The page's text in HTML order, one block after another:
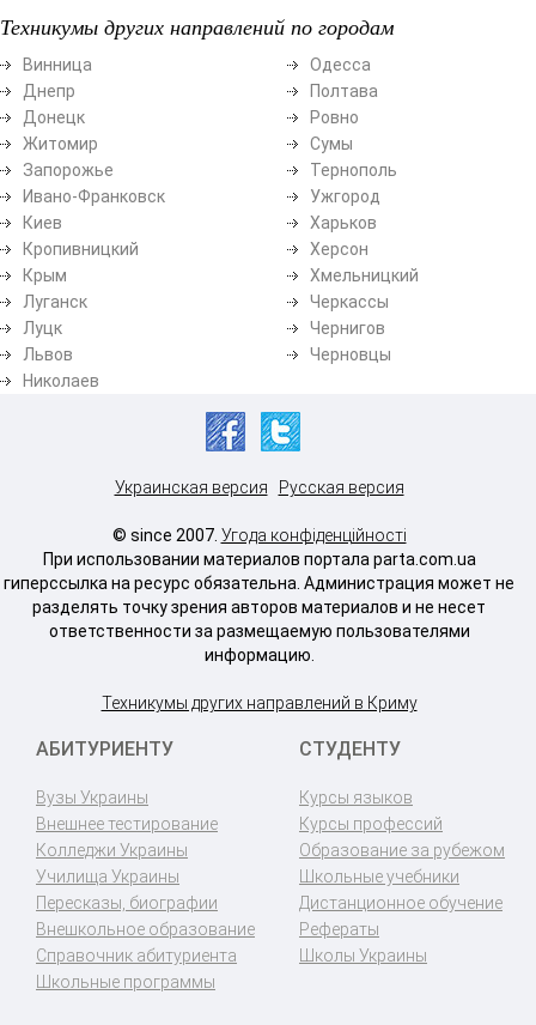
Техникумы других направлений по городам
Винница
Днепр
Донецк
Житомир
Запорожье
Ивано-Франковск
Киев
Кропивницкий
Крым
Луганск
Луцк
Львов
Николаев
Одесса
Полтава
Ровно
Сумы
Тернополь
Ужгород
Харьков
Херсон
Хмельницкий
Черкассы
Чернигов
Черновцы
Украинская версия Русская версия
© since 2007. Угода конфіденційності
При использовании материалов портала parta.com.ua
гиперссылка на ресурс обязательна. Администрация может не
разделять точку зрения авторов материалов и не несет
ответственности за размещаемую пользователями
информацию.
Техникумы других направлений в Криму
АБИТУРИЕНТУ
Вузы Украины
Внешнее тестирование
Колледжи Украины
Училища Украины
Пересказы, биографии
Внешкольное образование
Справочник абитуриента
Школьные программы
СТУДЕНТУ
Курсы языков
Курсы профессий
Образование за рубежом
Школьные учебники
Дистанционное обучение
Рефераты
Школы Украины